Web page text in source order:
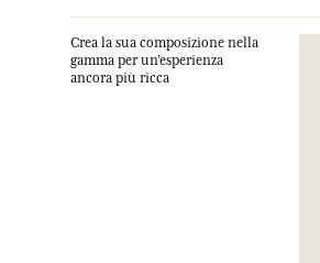
Crea la sua composizione nella
gamma per un’esperienza
ancora più ricca